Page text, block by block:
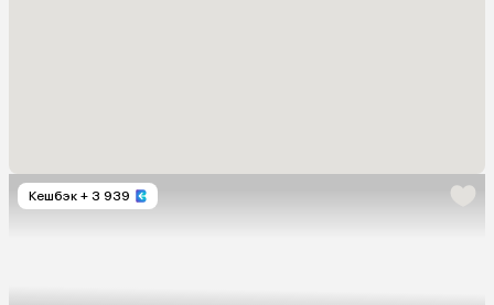
Кешбэк + 3 939